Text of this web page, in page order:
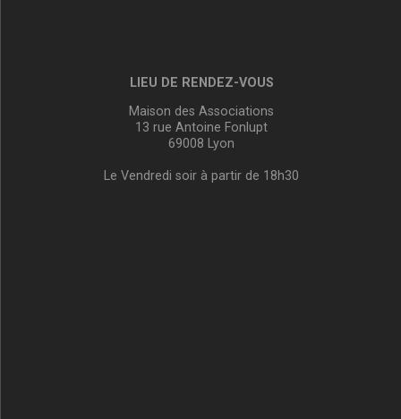
LIEU DE RENDEZ-VOUS
Maison des Associations
13 rue Antoine Fonlupt
69008 Lyon
Le Vendredi soir à partir de 18h30